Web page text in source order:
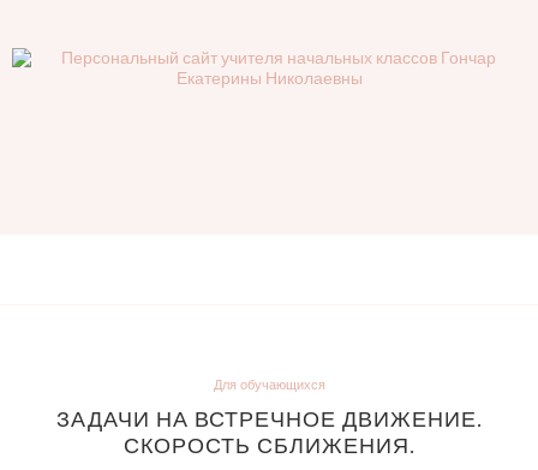
Для обучающихся
ЗАДАЧИ НА ВСТРЕЧНОЕ ДВИЖЕНИЕ.
СКОРОСТЬ СБЛИЖЕНИЯ.